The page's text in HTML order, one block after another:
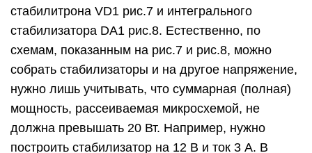
стабилитрона VD1 рис.7 и интегрального
стабилизатора DA1 рис.8. Естественно, по
схемам, показанным на рис.7 и рис.8, можно
собрать стабилизаторы и на другое напряжение,
нужно лишь учитывать, что суммарная (полная)
мощность, рассеиваемая микросхемой, не
должна превышать 20 Вт. Например, нужно
построить стабилизатор на 12 В и ток 3 А. В